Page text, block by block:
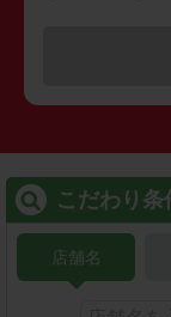
こだわり条
店舗名